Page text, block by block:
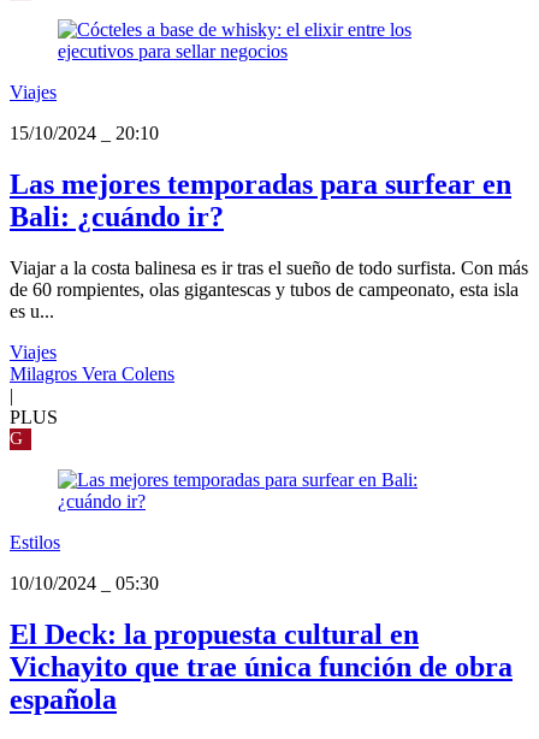
Viajes
15/10/2024
20:10
Las mejores temporadas para surfear en
Bali: ¿cuándo ir?
Viajar a la costa balinesa es ir tras el sueño de todo surfista. Con más
de 60 rompientes, olas gigantescas y tubos de campeonato, esta isla
es u...
Viajes
Milagros Vera Colens
|
PLUS
G
Estilos
10/10/2024
05:30
El Deck: la propuesta cultural en
Vichayito que trae única función de obra
española